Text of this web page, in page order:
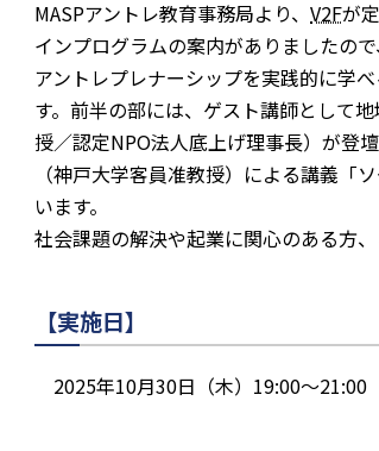
MASPアントレ教育事務局より、 V2Fが
インプログラムの案内がありましたので
アントレプレナーシップを実践的に学
す。前半の部には、ゲスト講師として
授／認定NPO法人底上げ理事長）が登
（神戸大学客員准教授）による講義「
います。
社会課題の解決や起業に関心のある方
【実施日】
2025年10月30日（木）19:00〜21:00